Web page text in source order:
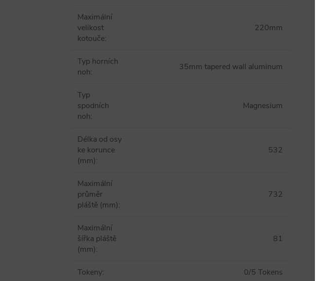
Maximální
velikost
kotouče:
220mm
Typ horních
noh: 35mm tapered wall aluminum
Typ
spodních
noh:
Magnesium
Délka od osy
ke korunce
(mm):
532
Maximální
průměr
pláště (mm):
732
Maximální
šířka pláště
(mm):
81
Tokeny: 0/5 Tokens